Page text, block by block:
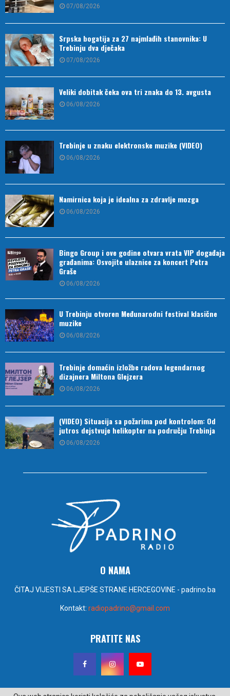
07/08/2026
Srpska bogatija za 27 najmlađih stanovnika: U
Trebinju dva dječaka
07/08/2026
Veliki dobitak čeka ova tri znaka do 13. avgusta
06/08/2026
Trebinje u znaku elektronske muzike (VIDEO)
06/08/2026
Namirnica koja je idealna za zdravlje mozga
06/08/2026
Bingo Group i ove godine otvara vrata VIP događaja
građanima: Osvojite ulaznice za koncert Petra
Graše
06/08/2026
U Trebinju otvoren Međunarodni festival klasične
muzike
06/08/2026
Trebinje domaćin izložbe radova legendarnog
dizajnera Miltona Glejzera
06/08/2026
(VIDEO) Situacija sa požarima pod kontrolom: Od
jutros dejstvuje helikopter na području Trebinja
06/08/2026
O NAMA
ČITAJ VIJESTI SA LJEPŠE STRANE HERCEGOVINE - padrino.ba
Kontakt: radiopadrino@gmail.com
PRATITE NAS